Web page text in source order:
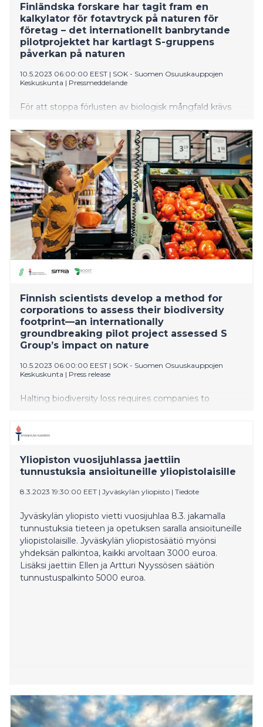
Finländska forskare har tagit fram en
kalkylator för fotavtryck på naturen för
företag – det internationellt banbrytande
pilotprojektet har kartlagt S-gruppens
påverkan på naturen
10.5.2023 06:00:00 EEST | SOK - Suomen Osuuskauppojen
Keskuskunta | Pressmeddelande
För att stoppa förlusten av biologisk mångfald krävs
fotavtrycket, men det har inte funnits några verktyg
för att mäta fotavtrycket på naturen. I ett projekt
mellan Jyväskylä universitet, S-gruppen och Sitra har
man nu tagit fram en modell som stakar ut vägen för
företagen och som är banbrytande även
internationellt.
Finnish scientists develop a method for
corporations to assess their biodiversity
footprint—an internationally
groundbreaking pilot project assessed S
Group’s impact on nature
10.5.2023 06:00:00 EEST | SOK - Suomen Osuuskauppojen
Keskuskunta | Press release
Halting biodiversity loss requires companies to
footprint assessment tools have been in short supply.
and Sitra has now developed a method that points
the way forward for the business sector in this
international scale.
Yliopiston vuosijuhlassa jaettiin
tunnustuksia ansioituneille yliopistolaisille
8.3.2023 19:30:00 EET | Jyväskylän yliopisto | Tiedote
Jyväskylän yliopisto vietti vuosijuhlaa 8.3. jakamalla
tunnustuksia tieteen ja opetuksen saralla ansioituneille
yliopistolaisille. Jyväskylän yliopistosäätiö myönsi
yhdeksän palkintoa, kaikki arvoltaan 3000 euroa.
Lisäksi jaettiin Ellen ja Artturi Nyyssösen säätiön
tunnustuspalkinto 5000 euroa.